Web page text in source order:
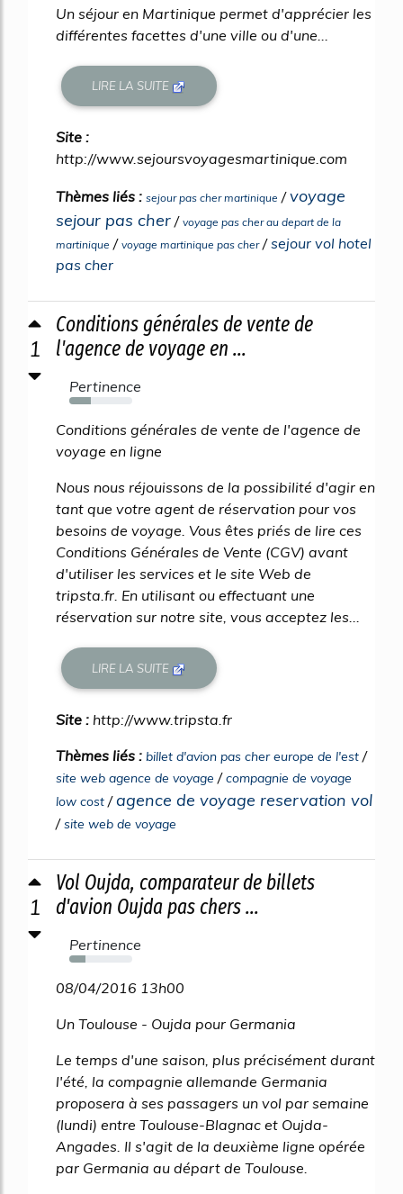
Un séjour en Martinique permet d'apprécier les
différentes facettes d'une ville ou d'une...
LIRE LA SUITE
Site :
http://www.sejoursvoyagesmartinique.com
Thèmes liés : sejour pas cher martinique /voyage
sejour pas cher / voyage pas cher au depart de la
martinique / voyage martinique pas cher/sejour vol hotel
pas cher
1
Conditions générales de vente de
l'agence de voyage en ...
Pertinence
34%
Conditions générales de vente de l'agence de
voyage en ligne
Nous nous réjouissons de la possibilité d'agir en
tant que votre agent de réservation pour vos
besoins de voyage. Vous êtes priés de lire ces
Conditions Générales de Vente (CGV) avant
d'utiliser les services et le site Web de
tripsta.fr. En utilisant ou effectuant une
réservation sur notre site, vous acceptez les...
LIRE LA SUITE
Site : http://www.tripsta.fr
Thèmes liés : billet d'avion pas cher europe de l'est /
site web agence de voyage /compagnie de voyage
low cost /agence de voyage reservation vol
/site web de voyage
1
Vol Oujda, comparateur de billets
d'avion Oujda pas chers ...
Pertinence
25%
08/04/2016 13h00
Un Toulouse - Oujda pour Germania
Le temps d'une saison, plus précisément durant
l'été, la compagnie allemande Germania
proposera à ses passagers un vol par semaine
(lundi) entre Toulouse-Blagnac et Oujda-
Angades. Il s'agit de la deuxième ligne opérée
par Germania au départ de Toulouse.